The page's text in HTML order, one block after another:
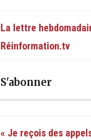
La lettre
Réinformation.tv
S'abonner
« Je reçois des